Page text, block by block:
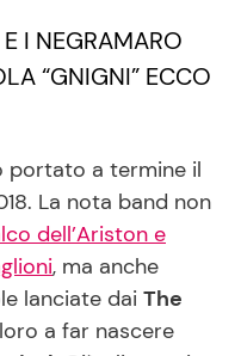
I NEGRAMARO
“GNIGNI” ECCO
portato a termine il
La nota band non
dell’Ariston e
, ma anche
lanciate dai The
a far nascere